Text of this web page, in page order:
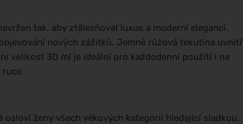
tak, aby ztělesňoval luxus a moderní eleganci.
nových zážitků. Jemně růžová tekutina uvnitř
velikost 30 ml je ideální pro každodenní použití i na
osloví ženy všech věkových kategorií hledající sladkou,